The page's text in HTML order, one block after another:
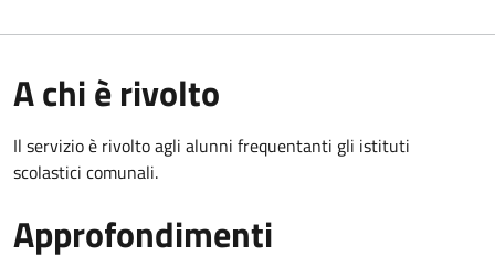
A chi è rivolto
Il servizio è rivolto agli alunni frequentanti gli istituti
scolastici comunali.
Approfondimenti